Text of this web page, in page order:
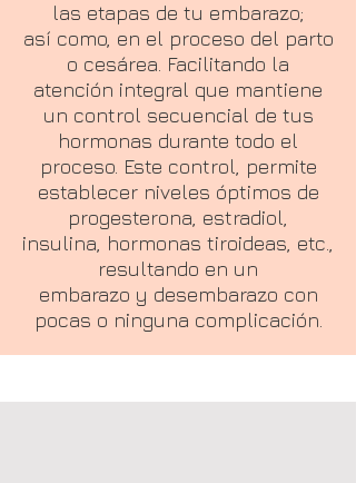
las etapas de tu embarazo;
así como, en el proceso del parto
o cesárea. Facilitando la
atención integral que mantiene
un control secuencial de tus
hormonas durante todo el
proceso. Este control, permite
establecer niveles óptimos de
progesterona, estradiol,
insulina, hormonas tiroideas, etc.,
resultando en un
embarazo y desembarazo con
pocas o ninguna complicación.